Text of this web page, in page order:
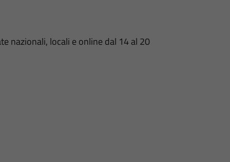
nazionali, locali e online dal 14 al 20